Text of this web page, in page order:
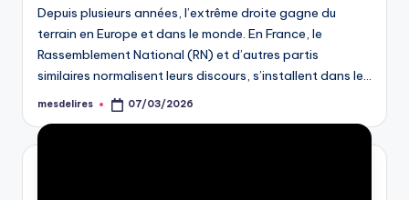
Depuis plusieurs années, l’extrême droite gagne du
terrain en Europe et dans le monde. En France, le
Rassemblement National (RN) et d’autres partis
similaires normalisent leurs discours, s’installent dans le…
Posted
mesdelires 07/03/2026